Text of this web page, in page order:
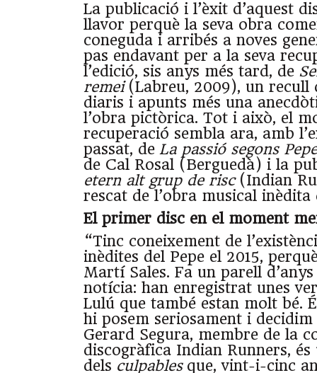
La publicació i l’èxit d’aquest
llavor perquè la seva obra
coneguda i arribés a noves
pas endavant per a la seva
l’edició, sis anys més tard, de
remei(Labreu, 2009), un recull
diaris i apunts més una
l’obra pictòrica. Tot i això, el
recuperació sembla ara, amb
passat, de La passió segons
de Cal Rosal (Berguedà) i la
etern alt grup de risc(Indian
rescat de l’obra musical inèdita
El primer disc en el moment
“Tinc coneixement de
inèdites del Pepe el 2015,
Martí Sales. Fa un parell d’anys
notícia: han enregistrat unes
Lulú que també estan molt bé.
hi posem seriosament i
Gerard Segura, membre de la
discogràfica Indian Runners, és
dels culpablesque, vint-i-cinc